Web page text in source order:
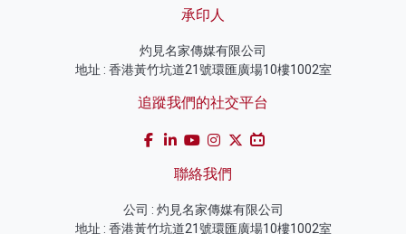
承印人
灼見名家傳媒有限公司
地址 : 香港黃竹坑道21號環匯廣場10樓1002室
追蹤我們的社交平台
聯絡我們
公司 : 灼見名家傳媒有限公司
地址 : 香港黃竹坑道21號環匯廣場10樓1002室